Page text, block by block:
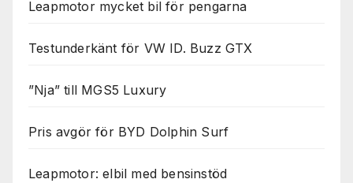
Leapmotor mycket bil för pengarna
Testunderkänt för VW ID. Buzz GTX
”Nja” till MGS5 Luxury
Pris avgör för BYD Dolphin Surf
Leapmotor: elbil med bensinstöd